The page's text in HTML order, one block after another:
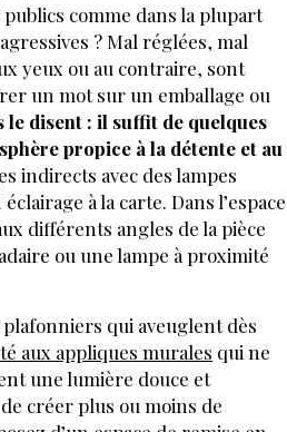
comme dans la plupart
? Mal réglées, mal
yeux ou au contraire, sont
un mot sur un emballage ou
le disent : il suffit de quelques
propice à la détente et au
indirects avec des lampes
à la carte. Dans l’espace
différents angles de la pièce
ou une lampe à proximité
plafonniers qui aveuglent dès
aux appliques murales qui ne
une lumière douce et
créer plus ou moins de